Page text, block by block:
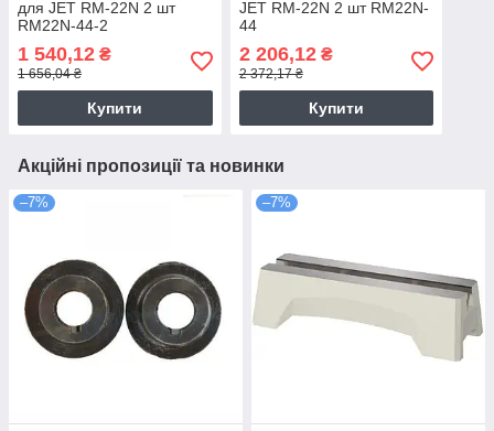
для JET RM-22N 2 шт
RM22N-44-2
1 540,12 ₴
1 656,04 ₴
Купити
JET RM-22N 2 шт RM22N-
44
2 206,12₴
2 372,17 ₴
Купити
Акційні пропозиції та новинки
–7% –7%